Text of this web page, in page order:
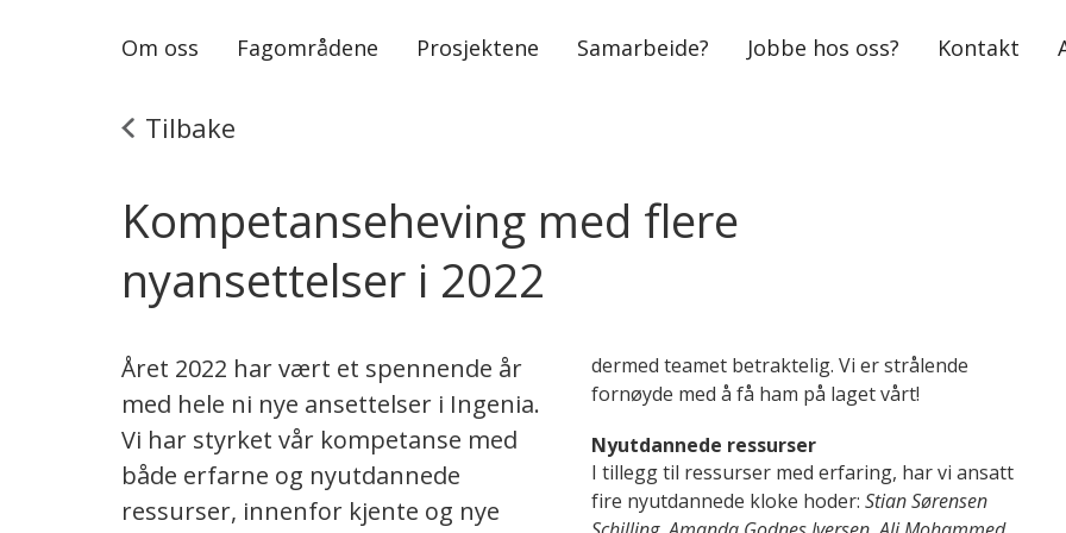
Om oss Fagområdene Prosjektene Samarbeide? Jobbe hos oss? Kontakt
Tilbake
Kompetanseheving med flere
nyansettelser i 2022
Året 2022 har vært et spennende år
med hele ni nye ansettelser i Ingenia.
Vi har styrket vår kompetanse med
både erfarne og nyutdannede
ressurser, innenfor kjente og nye
dermed teamet betraktelig. Vi er strålende
fornøyde med å få ham på laget vårt!
Nyutdannede ressurser
I tillegg til ressurser med erfaring, har vi ansatt
fire nyutdannede kloke hoder: Stian Sørensen